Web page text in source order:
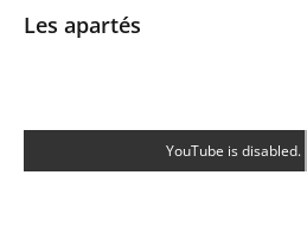
Les apartés
YouTube is disabled.